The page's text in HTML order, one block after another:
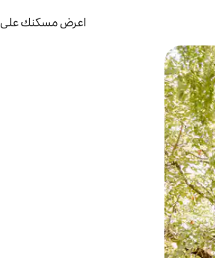
اعرض مسكنك على Airbnb